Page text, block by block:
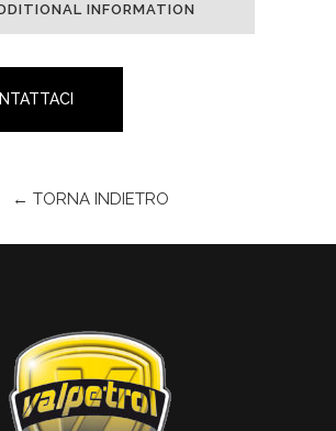
INFORMATION
← TORNA INDIETRO